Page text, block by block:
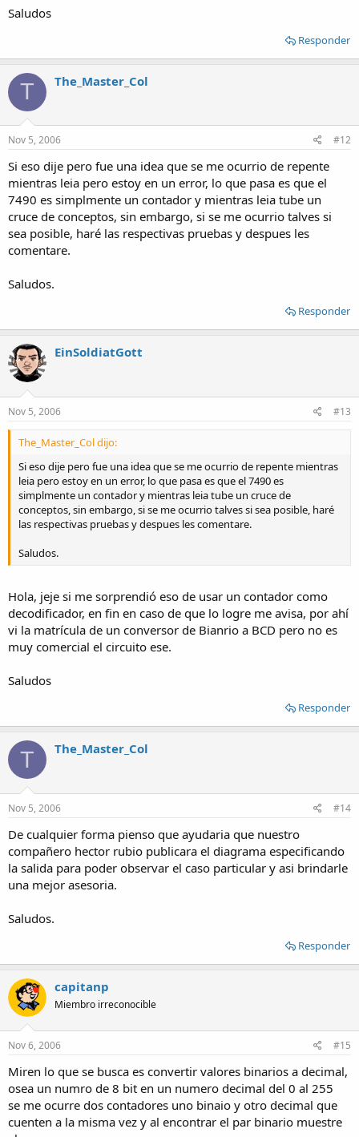
Saludos
Responder
T The_Master_Col
Nov 5, 2006 #12
Si eso dije pero fue una idea que se me ocurrio de repente
mientras leia pero estoy en un error, lo que pasa es que el
7490 es simplmente un contador y mientras leia tube un
cruce de conceptos, sin embargo, si se me ocurrio talves si
sea posible, haré las respectivas pruebas y despues les
comentare.
Saludos.
Responder
EinSoldiatGott
Nov 5, 2006 #13
The_Master_Col dijo:
Si eso dije pero fue una idea que se me ocurrio de repente mientras
leia pero estoy en un error, lo que pasa es que el 7490 es
simplmente un contador y mientras leia tube un cruce de
conceptos, sin embargo, si se me ocurrio talves si sea posible, haré
las respectivas pruebas y despues les comentare.
Saludos.
Hola, jeje si me sorprendió eso de usar un contador como
decodificador, en fin en caso de que lo logre me avisa, por ahí
vi la matrícula de un conversor de Bianrio a BCD pero no es
muy comercial el circuito ese.
Saludos
Responder
T The_Master_Col
Nov 5, 2006 #14
De cualquier forma pienso que ayudaria que nuestro
compañero hector rubio publicara el diagrama especificando
la salida para poder observar el caso particular y asi brindarle
una mejor asesoria.
Saludos.
Responder
capitanp
Miembro irreconocible
Nov 6, 2006 #15
Miren lo que se busca es convertir valores binarios a decimal,
osea un numro de 8 bit en un numero decimal del 0 al 255
se me ocurre dos contadores uno binaio y otro decimal que
cuenten a la misma vez y al encontrar el par binario muestre